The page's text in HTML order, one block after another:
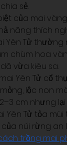
sẻ.
của mai
năng thích
Yên Tử
chùm hoa
vừa kiêu sa.
Yên Tử cổ
lộc non
cm nhưng
Yên Tử tỏa
núi rừng an
trồng mai